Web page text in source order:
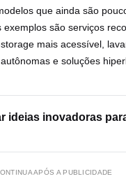
que ainda são
exemplos são serviços
mais acessível,
e soluções
ideias inovadoras
APÓS A PUBLICIDADE